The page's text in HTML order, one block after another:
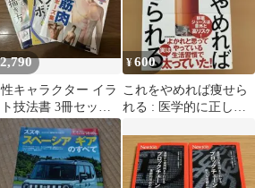
2,790
キャラクター イラ
技法書 3冊セット
・ポーズ・色気の
る男の描き方
¥600
これをやめれば痩せら
れる : 医学的に正しい
キング